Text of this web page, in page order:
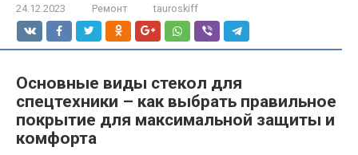
24.12.2023 Ремонт tauroskiff
Основные виды стекол для
спецтехники – как выбрать правильное
покрытие для максимальной защиты и
комфорта